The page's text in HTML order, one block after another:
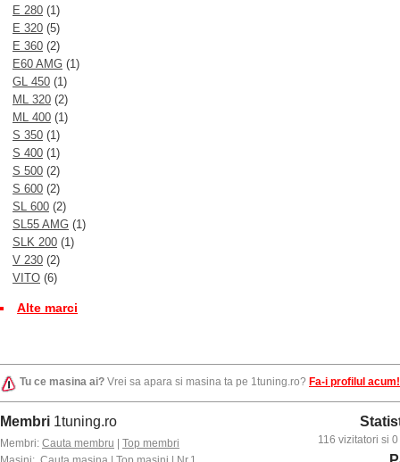
E 280 (1)
E 320 (5)
E 360 (2)
E60 AMG (1)
GL 450 (1)
ML 320 (2)
ML 400 (1)
S 350 (1)
S 400 (1)
S 500 (2)
S 600 (2)
SL 600 (2)
SL55 AMG (1)
SLK 200 (1)
V 230 (2)
VITO (6)
Alte marci
Tu ce masina ai? Vrei sa apara si masina ta pe 1tuning.ro? Fa-i profilul acum!
Membri 1tuning.ro
Membri: Cauta membru
Top membri
116 vizitatori si